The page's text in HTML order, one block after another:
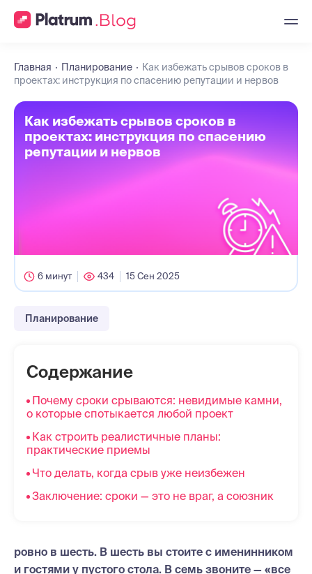
Главная Планирование
Как избежать срывов сроков в
проектах: инструкция по спасению репутации и нервов
Как избежать срывов сроков в
проектах: инструкция по спасению
репутации и нервов
6 минут 434 15 Сен 2025
Планирование
Содержание
Почему сроки срываются: невидимые камни,
о которые спотыкается любой проект
Как строить реалистичные планы:
практические приемы
Что делать, когда срыв уже неизбежен
Заключение: сроки — это не враг, а союзник
ровно в шесть. В шесть вы стоите с именинником
и гостями у пустого стола. В семь звоните — «все